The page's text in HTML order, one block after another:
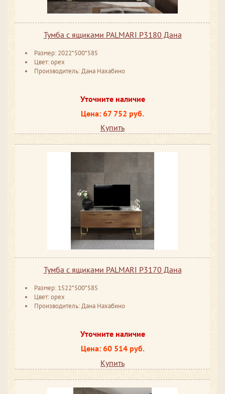
Тумба с ящиками PALMARI P3180 Дана
Размер: 2022*500*585
Цвет: орех
Производитель: Дана Нахабино
Уточните наличие
Цена: 67 752 руб.
Купить
Тумба с ящиками PALMARI P3170 Дана
Размер: 1522*500*585
Цвет: орех
Производитель: Дана Нахабино
Уточните наличие
Цена: 60 514 руб.
Купить